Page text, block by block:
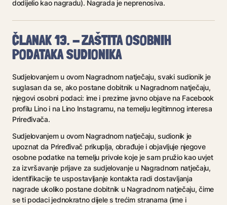
dodijelio kao nagradu). Nagrada je neprenosiva.
ČLANAK 13. - ZAŠTITA OSOBNIH
PODATAKA SUDIONIKA
Sudjelovanjem u ovom Nagradnom natječaju, svaki sudionik je
suglasan da se, ako postane dobitnik u Nagradnom natječaju,
njegovi osobni podaci: ime i prezime javno objave na Facebook
profilu Lino i na Lino Instagramu, na temelju legitimnog interesa
Priređivača.
Sudjelovanjem u ovom Nagradnom natječaju, sudionik je
upoznat da Priređivač prikuplja, obrađuje i objavljuje njegove
osobne podatke na temelju privole koje je sam pružio kao uvjet
za izvršavanje prijave za sudjelovanje u Nagradnom natječaju,
identifikacije te uspostavljanje kontakta radi dostavljanja
nagrade ukoliko postane dobitnik u Nagradnom natječaju, čime
se ti podaci jednokratno dijele s trećim stranama (ime i